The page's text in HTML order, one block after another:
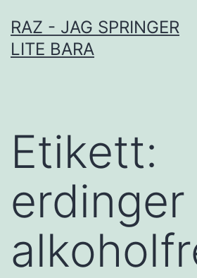
till
innehåll
RAZ - JAG SPRINGER
LITE BARA
Etikett:
erdinger